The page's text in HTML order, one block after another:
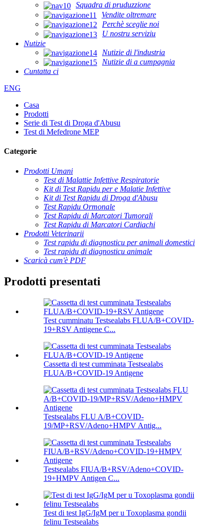
Squadra di pruduzzione
Vendite oltremare
Perchè sceglie noi
U nostru serviziu
Nutizie
Nutizie di l'industria
Nutizie di a cumpagnia
Cuntatta ci
ENG
Casa
Prodotti
Serie di Test di Droga d'Abusu
Test di Mefedrone MEP
Categorie
Prodotti Umani
Test di Malattie Infettive Respiratorie
Kit di Test Rapidu per e Malatie Infettive
Kit di Test Rapidu di Droga d'Abusu
Test Rapidu Ormonale
Test Rapidu di Marcatori Tumorali
Test Rapidu di Marcatori Cardiachi
Prodotti Veterinarii
Test rapidu di diagnosticu per animali domestici
Test rapidu di diagnosticu animale
Scaricà cum'è PDF
Prodotti presentati
Test cumminatu Testsealabs FLUA/B+COVID-
19+RSV Antigene C...
Cassetta di test cumminata Testsealabs
FLUA/B+COVID-19 Antigene
Testsealabs FLU A/B+COVID-
19/MP+RSV/Adeno+HMPV Antig...
Testsealabs FIUA/B+RSV/Adeno+COVID-
19+HMPV Antigen C...
Test di test IgG/IgM per u Toxoplasma gondii
felinu Testsealabs